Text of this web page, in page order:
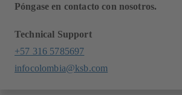
Póngase en contacto con nosotros.
Technical Support
+57 316 5785697
infocolombia@ksb.com